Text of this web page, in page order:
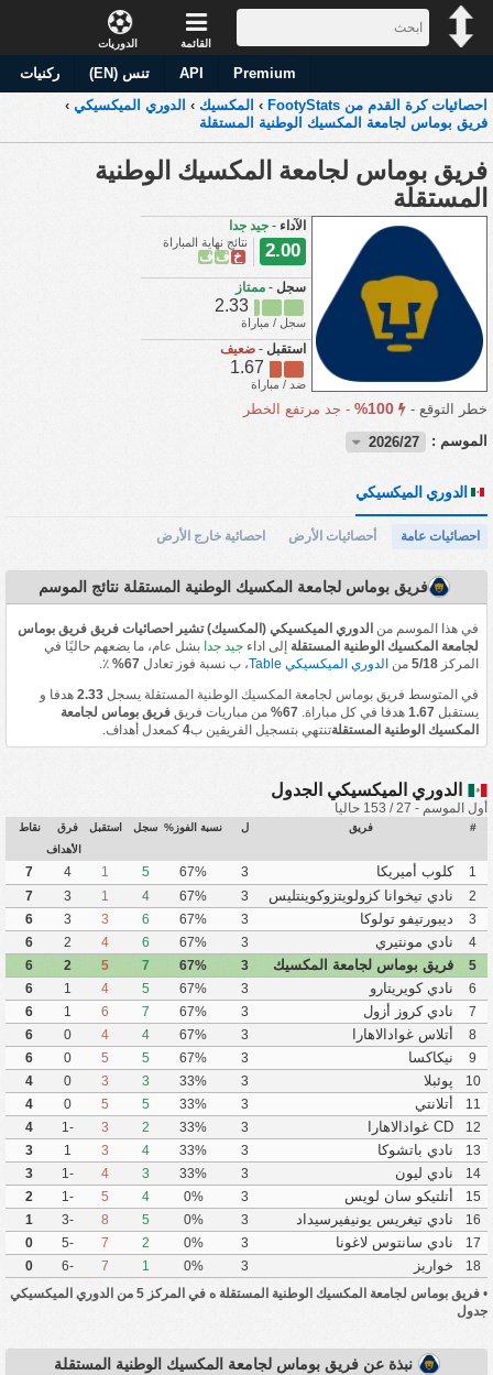
الدوريات القائمة
ركنيات تنس (EN) API
Premium
احصائيات كرة القدم من FootyStats
› المكسيك › الدوري الميكسيكي ›
فريق بوماس لجامعة المكسيك الوطنية المستقلة
فريق بوماس لجامعة المكسيك الوطنية
المستقلة
الآداء - جيد جدا
2.00 نتائج نهاية المباراة
خ ف ف
سجل - ممتاز
2.33
سجل / مباراة
استقبل - ضعيف
1.67
ضد / مباراة
خطر التوقع - 100%
- جد مرتفع الخطر
الموسم :
2026/27
الدوري الميكسيكي
احصائيات عامة أحصائيات الأرض احصائية خارج الأرض
فريق بوماس لجامعة المكسيك الوطنية المستقلة نتائج الموسم
في هذا الموسم من
الدوري الميكسيكي (المكسيك) تشير احصائيات فريق فريق بوماس
لجامعة المكسيك الوطنية المستقلة
إلى اداءجيد جدا
بشل عام، ما يضعهم حاليًا في
المركز5/18 من الدوري الميكسيكي Table ، ب نسبة فوز تعادل67% ٪.
في المتوسط فريق بوماس لجامعة المكسيك الوطنية المستقلة يسجل2.33 هدفا و
يستقبل1.67 هدفا في كل مباراة.67% من مباريات فريقفريق بوماس لجامعة
المكسيك الوطنية المستقلةتنتهي بتسجيل الفريقين ب4 كمعدل أهداف.
الدوري الميكسيكي الجدول
أول الموسم - 27 / 153 حاليا
# فريق ل نسبة الفوز% سجل استقبل
فرق
الأهداف
نقاط
1 كلوب أميريكا 3
67%
5
1
4
7
2
نادي تيخوانا كزولويتزوكوينتليس
دي كاليينتي
3
67%
4
1
3
7
3
ديبورتيفو تولوكا 3
67%
6
3
3
6
4
نادي مونتيري 3
67%
6
4
2
6
5
فريق بوماس لجامعة المكسيك
الوطنية المستقلة
3
67%
7
5
2
6
6
نادي كويريتارو 3
67%
5
4
1
6
7
نادي كروز أزول 3
67%
7
6
1
6
8
أتلاس غوادالاهارا 3
67%
4
4
0
6
9
نيكاكسا 3
67%
5
5
0
6
10
پوئبلا 3
33%
3
3
0
4
11
أتلانتي 3
33%
5
5
0
4
12
3
33%
2
3
-1
4
13
نادي باتشوكا 3
33%
4
3
1
3
14
نادي ليون 3
33%
3
4
-1
3
15
أتلتيكو سان لويس 3
0%
4
5
-1
2
16
نادي تيغريس يونيفيرسيداد
أوتونوما دي نويفو ليون
3
0%
5
8
-3
1
17
نادي سانتوس لاغونا 3
0%
2
7
-5
0
18
خواريز 3
0%
1
7
-6
0
•
فريق بوماس لجامعة المكسيك الوطنية المستقلة ه في المركز 5 من الدوري الميكسيكي
جدول
نبذة عن فريق بوماس لجامعة المكسيك الوطنية المستقلة